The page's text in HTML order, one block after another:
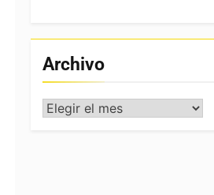
Archivo
Archivo